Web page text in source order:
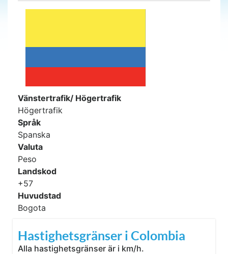
Vänstertrafik/ Högertrafik
Högertrafik
Språk
Spanska
Valuta
Peso
Landskod
+57
Huvudstad
Bogota
Hastighetsgränser i Colombia
Alla hastighetsgränser är i km/h.